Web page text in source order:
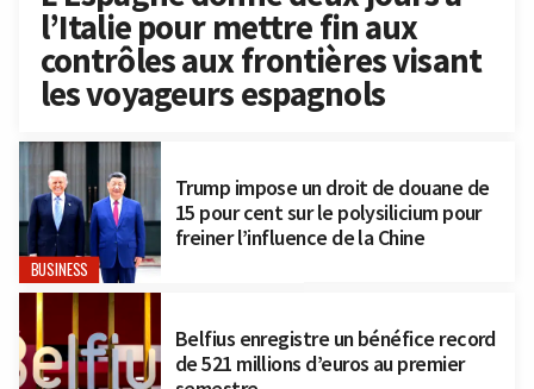
l’Italie pour mettre fin aux
contrôles aux frontières visant
les voyageurs espagnols
BUSINESS
Trump impose un droit de douane de
15 pour cent sur le polysilicium pour
freiner l’influence de la Chine
Belfius enregistre un bénéfice record
de 521 millions d’euros au premier